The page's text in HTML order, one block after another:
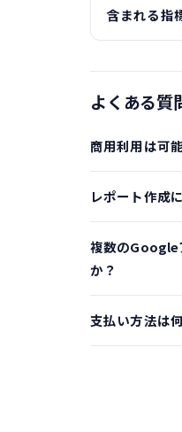
含まれる指
よくある質
商用利用は可
レポート作成
複数のGoogle
か？
支払い方法は